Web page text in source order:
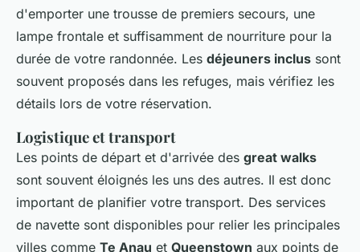
d'emporter une trousse de premiers secours, une
lampe frontale et suffisamment de nourriture pour la
durée de votre randonnée. Les déjeuners inclus sont
souvent proposés dans les refuges, mais vérifiez les
détails lors de votre réservation.
Logistique et transport
Les points de départ et d'arrivée des great walks
sont souvent éloignés les uns des autres. Il est donc
important de planifier votre transport. Des services
de navette sont disponibles pour relier les principales
villes comme Te Anau et Queenstown aux points de